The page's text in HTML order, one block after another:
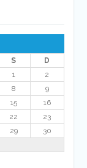
S
D
1
2
8
9
15
16
22
23
29
30